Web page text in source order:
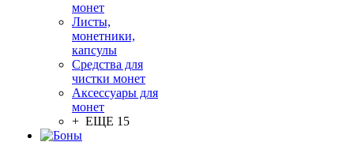
монет
Листы,
монетники,
капсулы
Средства для
чистки монет
Аксессуары для
монет
+ ЕЩЕ 15